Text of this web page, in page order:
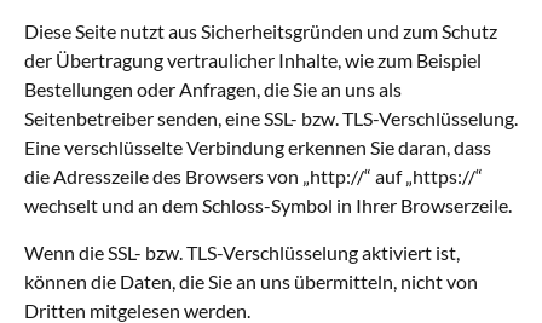
Diese Seite nutzt aus Sicherheitsgründen und zum Schutz
der Übertragung vertraulicher Inhalte, wie zum Beispiel
Bestellungen oder Anfragen, die Sie an uns als
Seitenbetreiber senden, eine SSL- bzw. TLS-Verschlüsselung.
Eine verschlüsselte Verbindung erkennen Sie daran, dass
die Adresszeile des Browsers von „http://“ auf „https://“
wechselt und an dem Schloss-Symbol in Ihrer Browserzeile.
Wenn die SSL- bzw. TLS-Verschlüsselung aktiviert ist,
können die Daten, die Sie an uns übermitteln, nicht von
Dritten mitgelesen werden.